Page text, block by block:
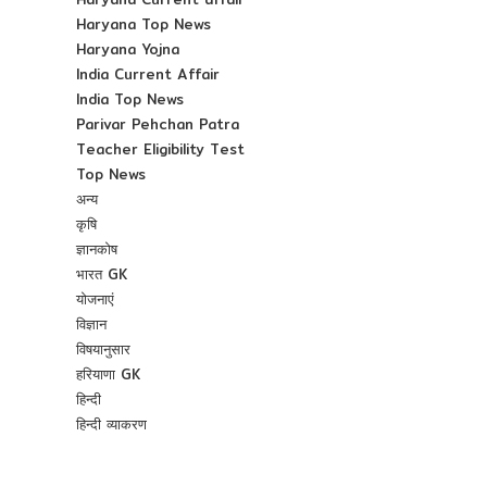
Haryana Top News
Haryana Yojna
India Current Affair
India Top News
Parivar Pehchan Patra
Teacher Eligibility Test
Top News
अन्य
कृषि
ज्ञानकोष
भारत GK
योजनाएं
विज्ञान
विषयानुसार
हरियाणा GK
हिन्दी
हिन्दी व्याकरण